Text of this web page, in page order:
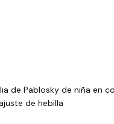
de Pablosky de niña en
de hebilla